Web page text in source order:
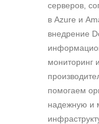
серверов,
в Azure и
внедрение
мониторинг
помогаем
надежную и